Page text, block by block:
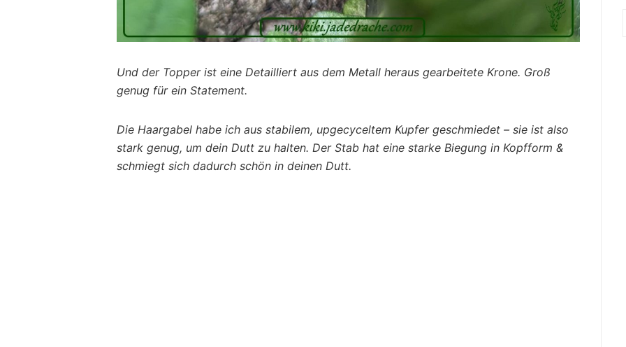
Und der Topper ist eine Detailliert aus dem Metall heraus gearbeitete Krone. Groß
genug für ein Statement.
Die Haargabel habe ich aus stabilem, upgecyceltem Kupfer geschmiedet – sie ist also
stark genug, um dein Dutt zu halten. Der Stab hat eine starke Biegung in Kopfform &
schmiegt sich dadurch schön in deinen Dutt.